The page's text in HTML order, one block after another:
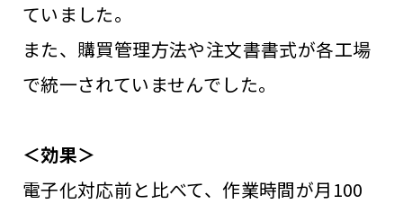
ていました。
また、購買管理方法や注文書書式が各工場
で統一されていませんでした。
＜効果＞
電子化対応前と比べて、作業時間が月100